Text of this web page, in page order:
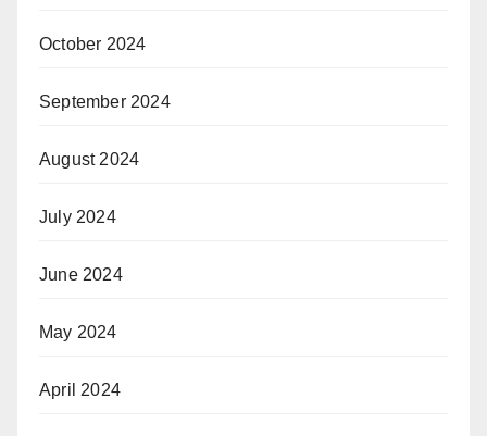
October 2024
September 2024
August 2024
July 2024
June 2024
May 2024
April 2024